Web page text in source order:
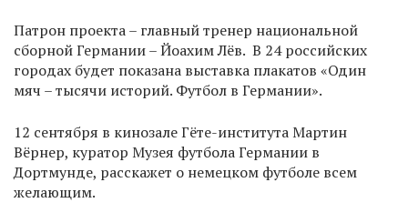
Патрон проекта – главный тренер национальной
сборной Германии – Йоахим Лёв. В 24 российских
городах будет показана выставка плакатов «Один
мяч – тысячи историй. Футбол в Германии».
12 сентября в кинозале Гёте-института Мартин
Вёрнер, куратор Музея футбола Германии в
Дортмунде, расскажет о немецком футболе всем
желающим.